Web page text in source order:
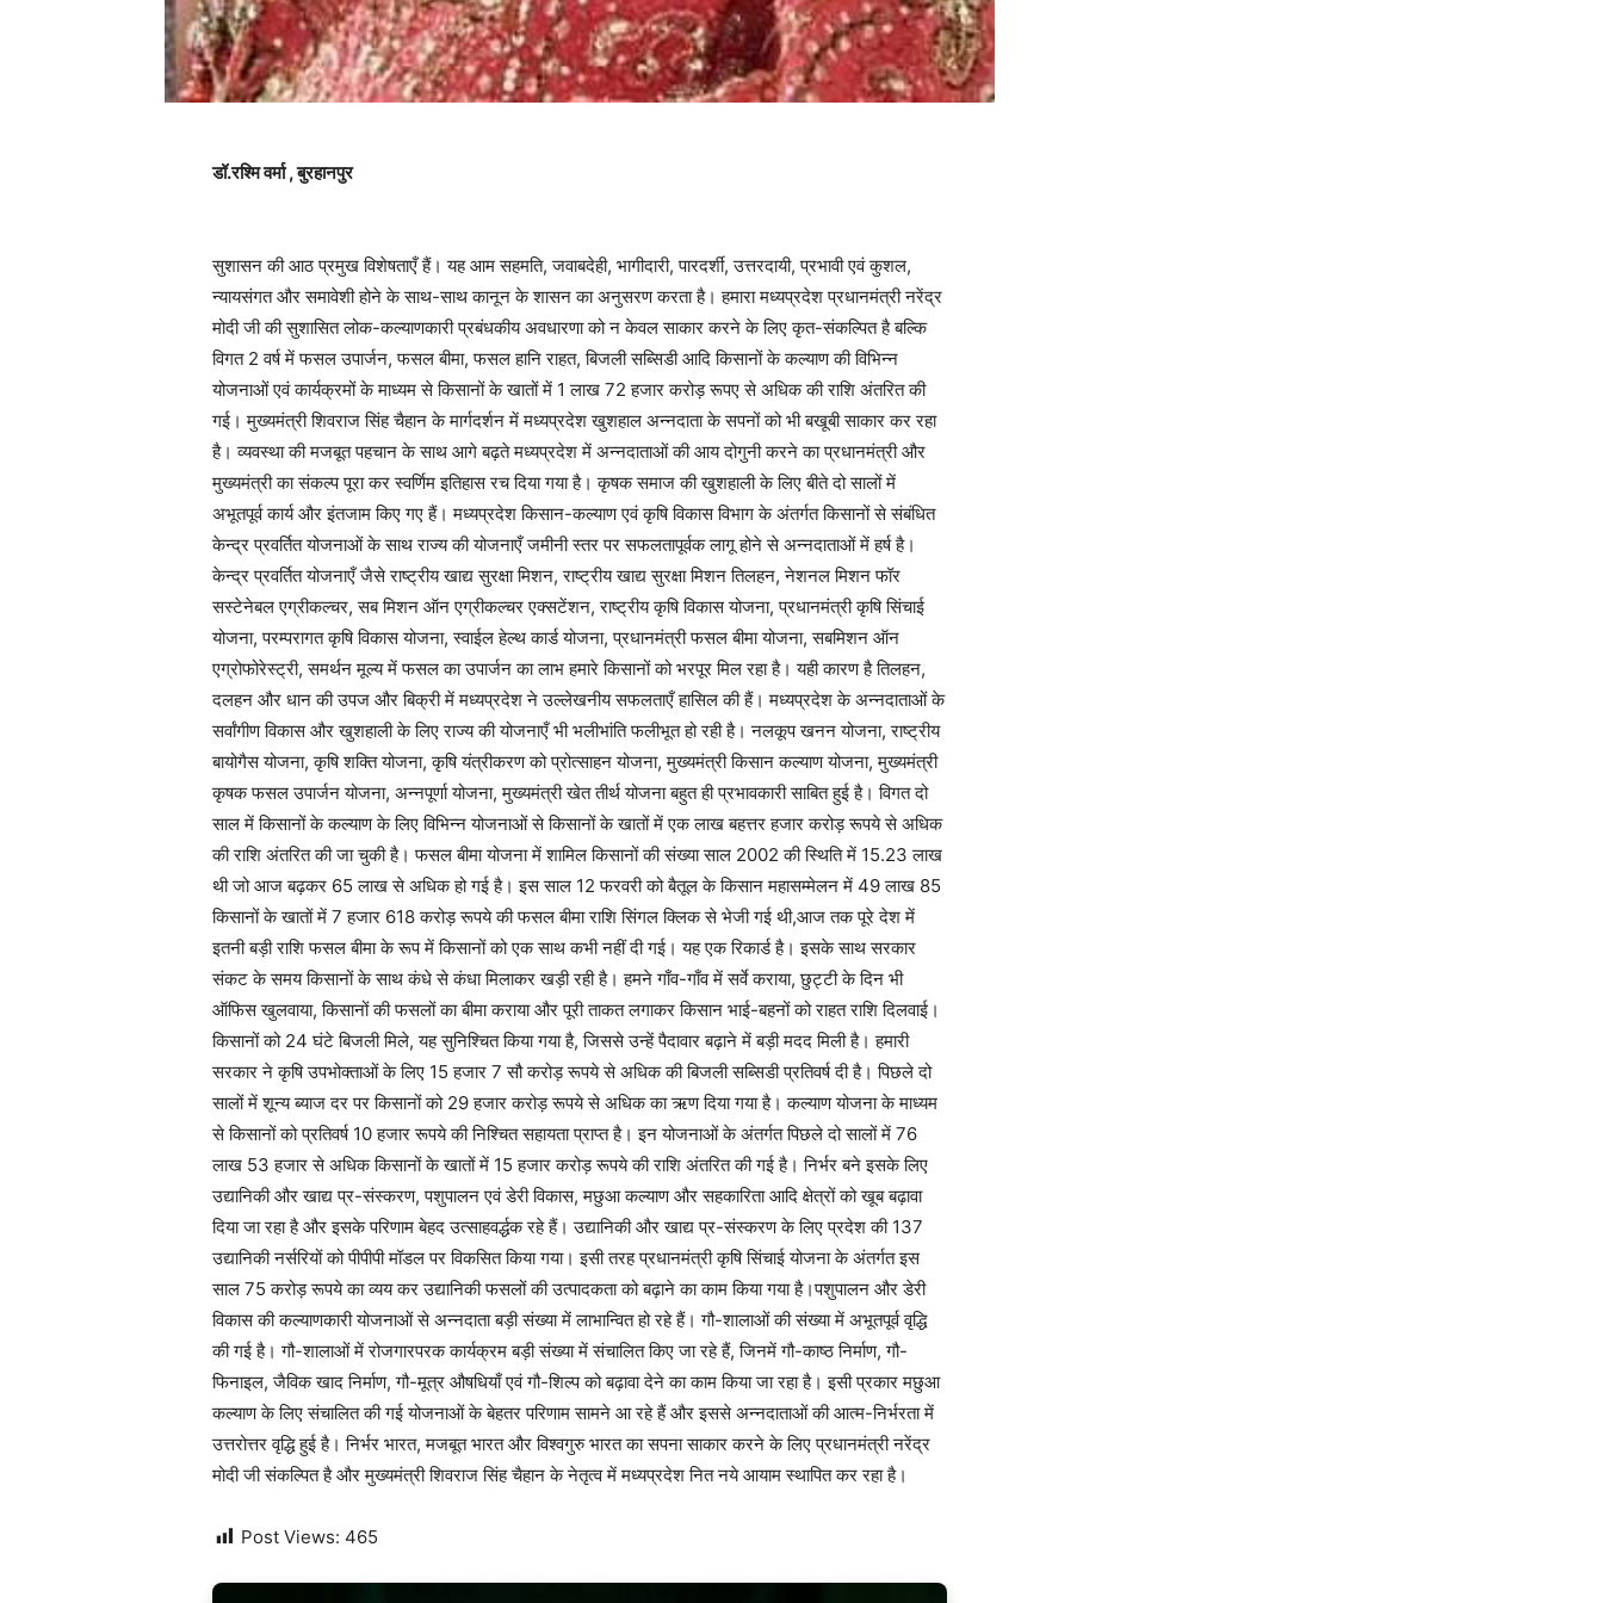
डॉ.रश्मि वर्मा , बुरहानपुर
सुशासन की आठ प्रमुख विशेषताएँ हैं। यह आम सहमति, जवाबदेही, भागीदारी, पारदर्शी, उत्तरदायी, प्रभावी एवं कुशल,
न्यायसंगत और समावेशी होने के साथ-साथ कानून के शासन का अनुसरण करता है। हमारा मध्यप्रदेश प्रधानमंत्री नरेंद्र
मोदी जी की सुशासित लोक-कल्याणकारी प्रबंधकीय अवधारणा को न केवल साकार करने के लिए कृत-संकल्पित है बल्कि
विगत 2 वर्ष में फसल उपार्जन, फसल बीमा, फसल हानि राहत, बिजली सब्सिडी आदि किसानों के कल्याण की विभिन्न
योजनाओं एवं कार्यक्रमों के माध्यम से किसानों के खातों में 1 लाख 72 हजार करोड़ रूपए से अधिक की राशि अंतरित की
गई। मुख्यमंत्री शिवराज सिंह चैहान के मार्गदर्शन में मध्यप्रदेश खुशहाल अन्नदाता के सपनों को भी बखूबी साकार कर रहा
है। व्यवस्था की मजबूत पहचान के साथ आगे बढ़ते मध्यप्रदेश में अन्नदाताओं की आय दोगुनी करने का प्रधानमंत्री और
मुख्यमंत्री का संकल्प पूरा कर स्वर्णिम इतिहास रच दिया गया है। कृषक समाज की खुशहाली के लिए बीते दो सालों में
अभूतपूर्व कार्य और इंतजाम किए गए हैं। मध्यप्रदेश किसान-कल्याण एवं कृषि विकास विभाग के अंतर्गत किसानों से संबंधित
केन्द्र प्रवर्तित योजनाओं के साथ राज्य की योजनाएँ जमीनी स्तर पर सफलतापूर्वक लागू होने से अन्नदाताओं में हर्ष है।
केन्द्र प्रवर्तित योजनाएँ जैसे राष्ट्रीय खाद्य सुरक्षा मिशन, राष्ट्रीय खाद्य सुरक्षा मिशन तिलहन, नेशनल मिशन फॉर
सस्टेनेबल एग्रीकल्चर, सब मिशन ऑन एग्रीकल्चर एक्सटेंशन, राष्ट्रीय कृषि विकास योजना, प्रधानमंत्री कृषि सिंचाई
योजना, परम्परागत कृषि विकास योजना, स्वाईल हेल्थ कार्ड योजना, प्रधानमंत्री फसल बीमा योजना, सबमिशन ऑन
एग्रोफोरेस्ट्री, समर्थन मूल्य में फसल का उपार्जन का लाभ हमारे किसानों को भरपूर मिल रहा है। यही कारण है तिलहन,
दलहन और धान की उपज और बिक्री में मध्यप्रदेश ने उल्लेखनीय सफलताएँ हासिल की हैं। मध्यप्रदेश के अन्नदाताओं के
सर्वांगीण विकास और खुशहाली के लिए राज्य की योजनाएँ भी भलीभांति फलीभूत हो रही है। नलकूप खनन योजना, राष्ट्रीय
बायोगैस योजना, कृषि शक्ति योजना, कृषि यंत्रीकरण को प्रोत्साहन योजना, मुख्यमंत्री किसान कल्याण योजना, मुख्यमंत्री
कृषक फसल उपार्जन योजना, अन्नपूर्णा योजना, मुख्यमंत्री खेत तीर्थ योजना बहुत ही प्रभावकारी साबित हुई है। विगत दो
साल में किसानों के कल्याण के लिए विभिन्न योजनाओं से किसानों के खातों में एक लाख बहत्तर हजार करोड़ रूपये से अधिक
की राशि अंतरित की जा चुकी है। फसल बीमा योजना में शामिल किसानों की संख्या साल 2002 की स्थिति में 15.23 लाख
थी जो आज बढ़कर 65 लाख से अधिक हो गई है। इस साल 12 फरवरी को बैतूल के किसान महासम्मेलन में 49 लाख 85
किसानों के खातों में 7 हजार 618 करोड़ रूपये की फसल बीमा राशि सिंगल क्लिक से भेजी गई थी,आज तक पूरे देश में
इतनी बड़ी राशि फसल बीमा के रूप में किसानों को एक साथ कभी नहीं दी गई। यह एक रिकार्ड है। इसके साथ सरकार
संकट के समय किसानों के साथ कंधे से कंधा मिलाकर खड़ी रही है। हमने गाँव-गाँव में सर्वे कराया, छुट्टी के दिन भी
ऑफिस खुलवाया, किसानों की फसलों का बीमा कराया और पूरी ताकत लगाकर किसान भाई-बहनों को राहत राशि दिलवाई।
किसानों को 24 घंटे बिजली मिले, यह सुनिश्चित किया गया है, जिससे उन्हें पैदावार बढ़ाने में बड़ी मदद मिली है। हमारी
सरकार ने कृषि उपभोक्ताओं के लिए 15 हजार 7 सौ करोड़ रूपये से अधिक की बिजली सब्सिडी प्रतिवर्ष दी है। पिछले दो
सालों में शून्य ब्याज दर पर किसानों को 29 हजार करोड़ रूपये से अधिक का ऋण दिया गया है। कल्याण योजना के माध्यम
से किसानों को प्रतिवर्ष 10 हजार रूपये की निश्चित सहायता प्राप्त है। इन योजनाओं के अंतर्गत पिछले दो सालों में 76
लाख 53 हजार से अधिक किसानों के खातों में 15 हजार करोड़ रूपये की राशि अंतरित की गई है। निर्भर बने इसके लिए
उद्यानिकी और खाद्य प्र-संस्करण, पशुपालन एवं डेरी विकास, मछुआ कल्याण और सहकारिता आदि क्षेत्रों को खूब बढ़ावा
दिया जा रहा है और इसके परिणाम बेहद उत्साहवर्द्धक रहे हैं। उद्यानिकी और खाद्य प्र-संस्करण के लिए प्रदेश की 137
उद्यानिकी नर्सरियों को पीपीपी मॉडल पर विकसित किया गया। इसी तरह प्रधानमंत्री कृषि सिंचाई योजना के अंतर्गत इस
साल 75 करोड़ रूपये का व्यय कर उद्यानिकी फसलों की उत्पादकता को बढ़ाने का काम किया गया है।पशुपालन और डेरी
विकास की कल्याणकारी योजनाओं से अन्नदाता बड़ी संख्या में लाभान्वित हो रहे हैं। गौ-शालाओं की संख्या में अभूतपूर्व वृद्धि
की गई है। गौ-शालाओं में रोजगारपरक कार्यक्रम बड़ी संख्या में संचालित किए जा रहे हैं, जिनमें गौ-काष्ठ निर्माण, गौ-
फिनाइल, जैविक खाद निर्माण, गौ-मूत्र औषधियाँ एवं गौ-शिल्प को बढ़ावा देने का काम किया जा रहा है। इसी प्रकार मछुआ
कल्याण के लिए संचालित की गई योजनाओं के बेहतर परिणाम सामने आ रहे हैं और इससे अन्नदाताओं की आत्म-निर्भरता में
उत्तरोत्तर वृद्धि हुई है। निर्भर भारत, मजबूत भारत और विश्वगुरु भारत का सपना साकार करने के लिए प्रधानमंत्री नरेंद्र
मोदी जी संकल्पित है और मुख्यमंत्री शिवराज सिंह चैहान के नेतृत्व में मध्यप्रदेश नित नये आयाम स्थापित कर रहा है।
Post Views: 465